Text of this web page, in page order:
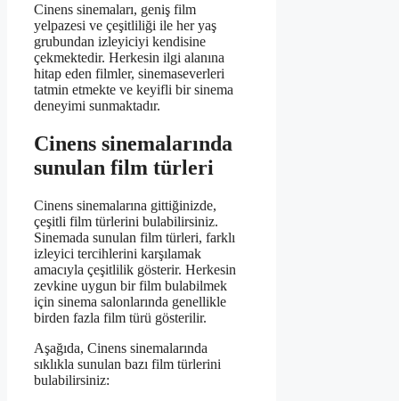
Cinens sinemaları, geniş film
yelpazesi ve çeşitliliği ile her yaş
grubundan izleyiciyi kendisine
çekmektedir. Herkesin ilgi alanına
hitap eden filmler, sinemaseverleri
tatmin etmekte ve keyifli bir sinema
deneyimi sunmaktadır.
Cinens sinemalarında
sunulan film türleri
Cinens sinemalarına gittiğinizde,
çeşitli film türlerini bulabilirsiniz.
Sinemada sunulan film türleri, farklı
izleyici tercihlerini karşılamak
amacıyla çeşitlilik gösterir. Herkesin
zevkine uygun bir film bulabilmek
için sinema salonlarında genellikle
birden fazla film türü gösterilir.
Aşağıda, Cinens sinemalarında
sıklıkla sunulan bazı film türlerini
bulabilirsiniz: